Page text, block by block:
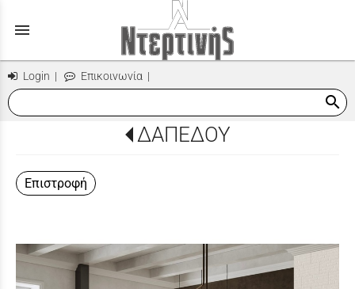
menu
Login | Επικοινωνία |
search
ΔΑΠΕΔΟΥ
Επιστροφή